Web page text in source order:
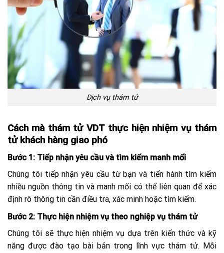
Dịch vụ thám tử
Cách mà thám tử VDT thực hiện nhiệm vụ thám
tử khách hàng giao phó
Bước 1: Tiếp nhận yêu cầu và tìm kiếm manh mối
Chúng tôi tiếp nhận yêu cầu từ bạn và tiến hành tìm kiếm
nhiều nguồn thông tin và manh mối có thể liên quan để xác
định rõ thông tin cần điều tra, xác minh hoặc tìm kiếm.
Bước 2: Thực hiện nhiệm vụ theo nghiệp vụ thám tử
Chúng tôi sẽ thực hiện nhiệm vụ dựa trên kiến thức và kỹ
năng được đào tạo bài bản trong lĩnh vực thám tử. Mỗi